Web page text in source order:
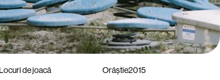
Locuri de joacă Orăștie2015